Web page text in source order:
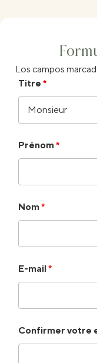
Los campos
Titre *
Prénom*
Nom*
E-mail*
Confirmer votre